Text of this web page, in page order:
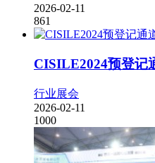
2026-02-11
861
CISILE2024预登记
行业展会
2026-02-11
1000